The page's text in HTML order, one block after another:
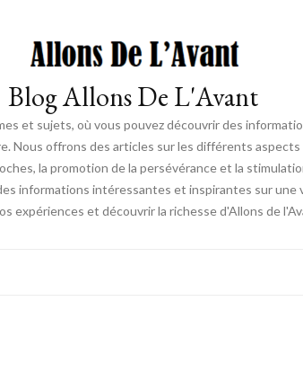
Blog Allons De L'Avant
et sujets, où vous pouvez découvrir des
Nous offrons des articles sur les différents
la promotion de la persévérance et la
informations intéressantes et inspirantes sur
expériences et découvrir la richesse d'Allons de